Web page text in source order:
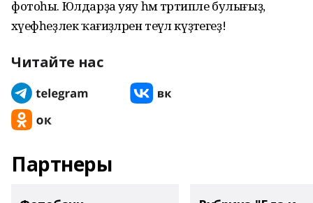
фотоһы. Юлдарҙа уяу һәм тәртипле булығыҙ,
хәүефһеҙлек ҡағиҙәләрен теүәл күҙәтегеҙ!
Читайте нас
Партнеры